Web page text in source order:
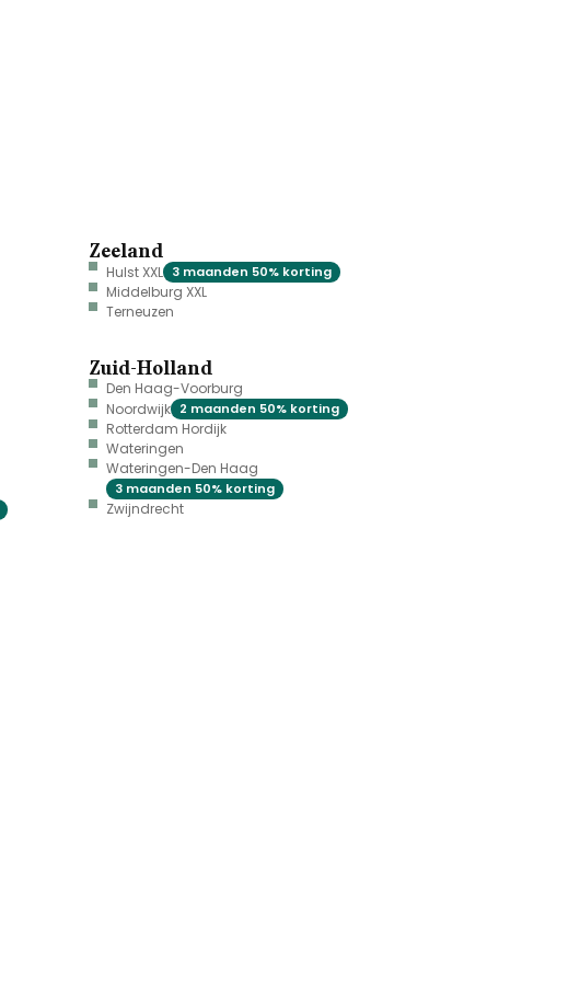
Zeeland
Hulst XXL 3 maanden 50% korting
Middelburg XXL
Terneuzen
Zuid-Holland
Den Haag-Voorburg
Noordwijk 2 maanden 50% korting
Rotterdam Hordijk
Wateringen
Wateringen-Den Haag
3 maanden 50% korting
Zwijndrecht